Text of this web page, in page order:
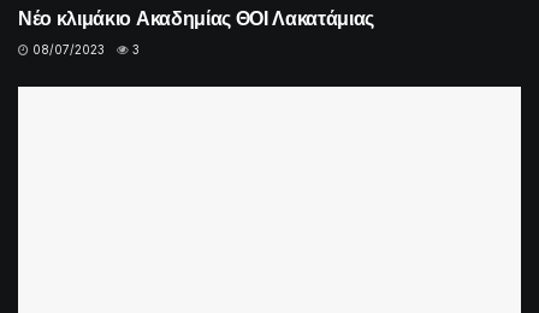
Νέο κλιμάκιο Ακαδημίας ΘΟΙ Λακατάμιας
08/07/2023 3